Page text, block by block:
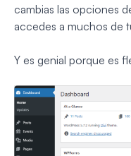
cambias las opciones
accedes a muchos de
Y es genial porque es